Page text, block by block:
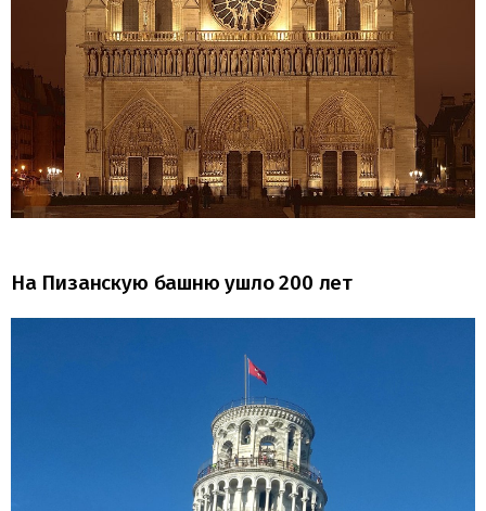
На Пизанскую башню ушло 200 лет